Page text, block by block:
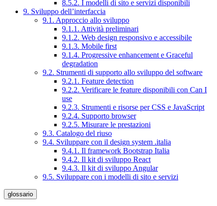
8.5.2. I modelli di sito e servizi disponibili
9. Sviluppo dell’interfaccia
9.1. Approccio allo sviluppo
9.1.1. Attività preliminari
9.1.2. Web design responsivo e accessibile
9.1.3. Mobile first
9.1.4. Progressive enhancement e Graceful
degradation
9.2. Strumenti di supporto allo sviluppo del software
9.2.1. Feature detection
9.2.2. Verificare le feature disponibili con Can I
use
9.2.3. Strumenti e risorse per CSS e JavaScript
9.2.4. Supporto browser
9.2.5. Misurare le prestazioni
9.3. Catalogo del riuso
9.4. Sviluppare con il design system .italia
9.4.1. Il framework Bootstrap Italia
9.4.2. Il kit di sviluppo React
9.4.3. Il kit di sviluppo Angular
9.5. Sviluppare con i modelli di sito e servizi
glossario